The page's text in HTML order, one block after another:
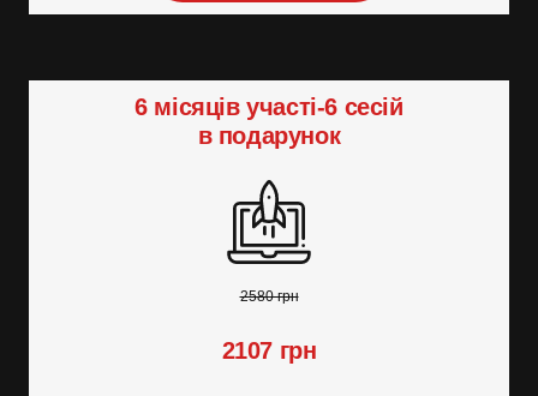
6 місяців участі-6 сесій
в подарунок
2580 грн
2107 грн